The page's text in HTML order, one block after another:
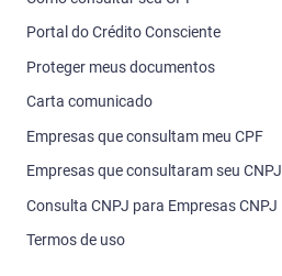
Portal do Crédito Consciente
Proteger meus documentos
Carta comunicado
Empresas que consultam meu CPF
Empresas que consultaram seu CNPJ
Consulta CNPJ para Empresas CNPJ
Termos de uso